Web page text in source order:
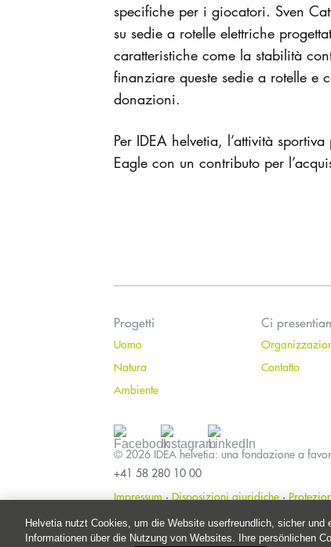
specifiche per i giocatori. Sven
su sedie a rotelle elettriche
caratteristiche come la stabilità
finanziare queste sedie a rotelle e
donazioni.
Per IDEA helvetia, l’attività
Eagle con un contributo per
Progetti
Uomo
Natura
Ambiente
Ci
Contatto
© 2026 IDEA helvetia: una fondazione a
+41 58 280 10 00
Impressum · Disposizioni giuridiche ·
Helvetia nutzt Cookies, um die Website userfreundlich, sicher
Informationen über die Nutzung von Websites. Ihre persönlichen